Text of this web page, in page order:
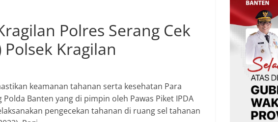
Polres Serang Cek
Kragilan
keamanan tahanan serta kesehatan Para
Banten yang di pimpin oleh Pawas Piket IPDA
pengecekan tahanan di ruang sel tahanan